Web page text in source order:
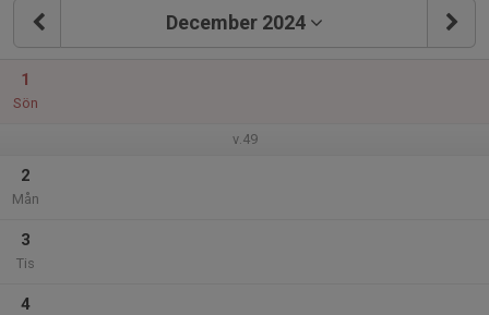
December 2024
1
Sön
v.49
2
Mån
3
Tis
4